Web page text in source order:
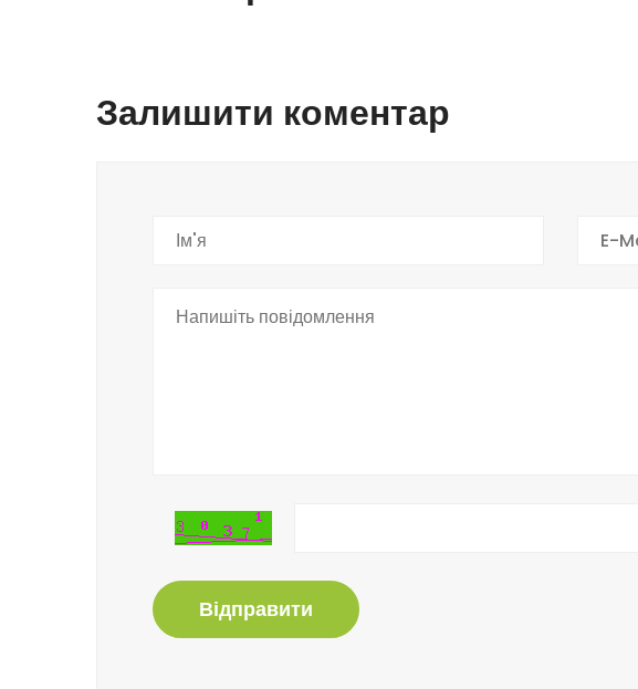
Залишити коментар
Відправити